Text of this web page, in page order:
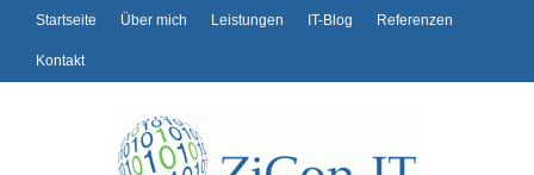
Startseite Über mich Leistungen IT-Blog Referenzen
Kontakt